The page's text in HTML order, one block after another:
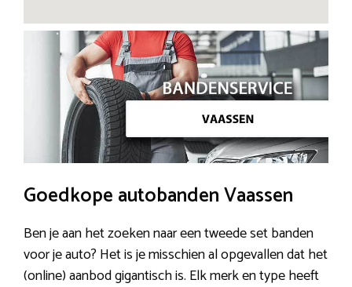
Goedkope autobanden Vaassen
Ben je aan het zoeken naar een tweede set banden
voor je auto? Het is je misschien al opgevallen dat het
(online) aanbod gigantisch is. Elk merk en type heeft